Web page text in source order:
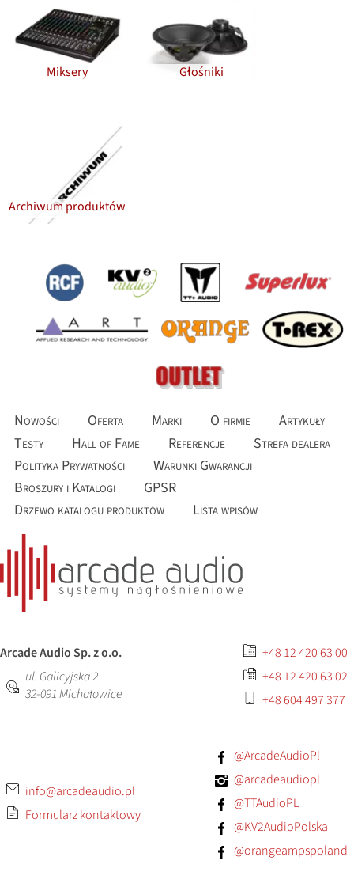
Miksery Głośniki
Archiwum produktów
Nowości Oferta Marki O firmie
Artykuły
Testy
Hall of Fame Referencje
Strefa dealera
Polityka Prywatności
Warunki Gwarancji
Broszury i Katalogi
GPSR
Drzewo katalogu produktów
Lista wpisów
Arcade Audio Sp. z o.o.
ul. Galicyjska 2
32-091Michałowice
+48 12 420 63 00
+48 12 420 63 02
+48 604 497 377
info@arcadeaudio.pl
Formularz kontaktowy
@ArcadeAudioPl
@arcadeaudiopl
@TTAudioPL
@KV2AudioPolska
@orangeampspoland